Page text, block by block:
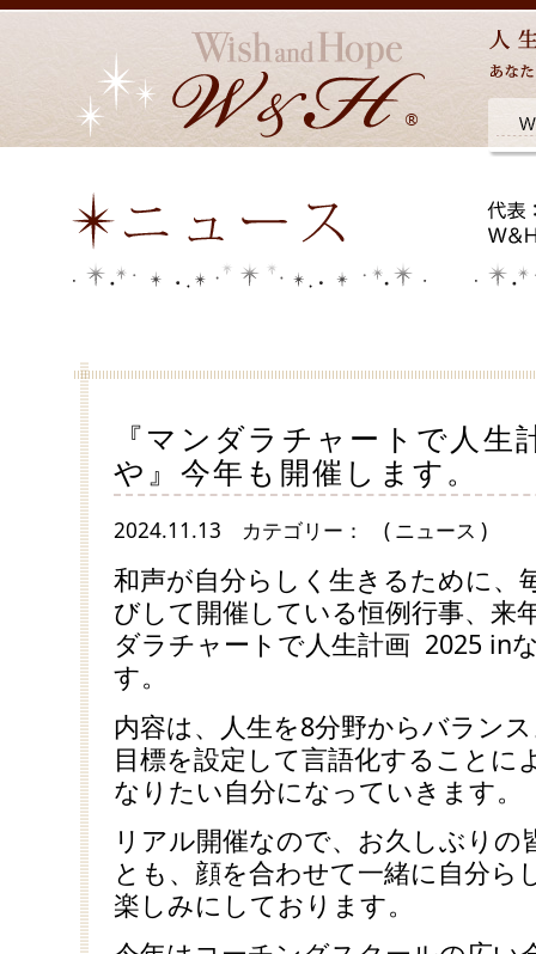
『マンダラチャートで人
や』今年も開催します。
2024.11.13 カテゴリー： ( ニュース )
和声が自分らしく生きるために、
びして開催している恒例行事、来
ダラチャートで人生計画 2025 in
す。
内容は、人生を8分野からバラン
目標を設定して言語化することに
なりたい自分になっていきます。
リアル開催なので、お久しぶり
とも、顔を合わせて一緒に自分ら
楽しみにしております。